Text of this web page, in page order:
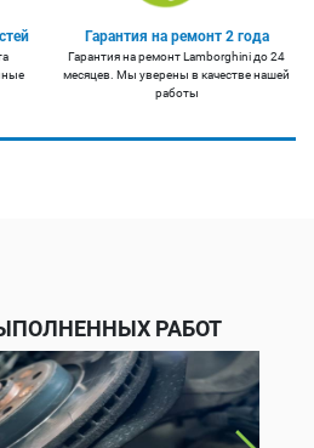
Гарантия на ремонт 2 года
Гарантия на ремонт Lamborghini до 24
месяцев. Мы уверены в качестве нашей
работы
РАБОТ